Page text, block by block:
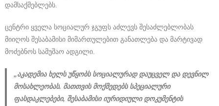
დამსაქმებლებს.
ცენტრი ყველა სოციალურ ჯგუფს აძლევს შესაძლებლობას
მიიღოს შესაბამისი მიმართულებით განათლება და მარტივად
მოძებნოს სამუშაო ადგილი.
„აკადემია ხელს უწყობს სოციალურად დაუცველ და დევნილ
მოსახლეობას. მათთვის მოქმედებს სპეციალური
ფასდაკლებები, შესაბამისი იურიდიული დოკუმენტის